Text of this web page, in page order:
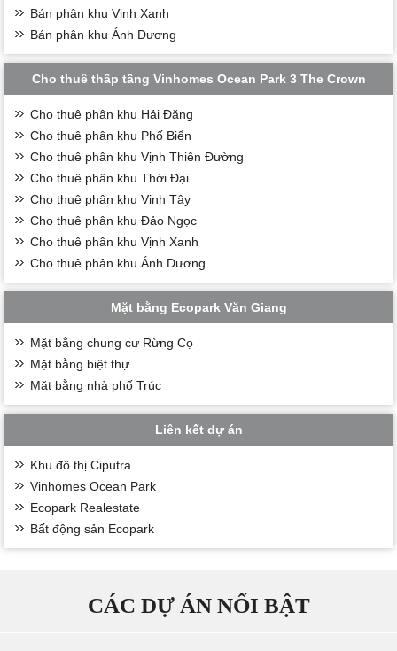
Bán phân khu Vịnh Xanh
Bán phân khu Ánh Dương
Cho thuê thấp tầng Vinhomes Ocean Park 3 The Crown
Cho thuê phân khu Hải Đăng
Cho thuê phân khu Phố Biển
Cho thuê phân khu Vịnh Thiên Đường
Cho thuê phân khu Thời Đại
Cho thuê phân khu Vịnh Tây
Cho thuê phân khu Đảo Ngọc
Cho thuê phân khu Vịnh Xanh
Cho thuê phân khu Ánh Dương
Mặt bằng Ecopark Văn Giang
Mặt bằng chung cư Rừng Cọ
Mặt bằng biệt thự
Mặt bằng nhà phố Trúc
Liên kết dự án
Khu đô thị Ciputra
Vinhomes Ocean Park
Ecopark Realestate
Bất động sản Ecopark
CÁC DỰ ÁN NỔI BẬT